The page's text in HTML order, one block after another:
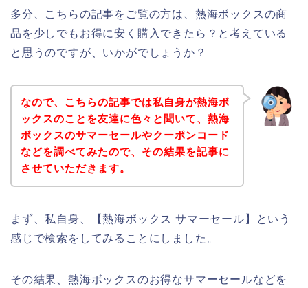
多分、こちらの記事をご覧の方は、熱海ボックスの商
品を少しでもお得に安く購入できたら？と考えている
と思うのですが、いかがでしょうか？
なので、こちらの記事では私自身が熱海ボ
ックスのことを友達に色々と聞いて、熱海
ボックスのサマーセールやクーポンコード
などを調べてみたので、その結果を記事に
させていただきます。
まず、私自身、【熱海ボックス サマーセール】という
感じで検索をしてみることにしました。
その結果、熱海ボックスのお得なサマーセールなどを